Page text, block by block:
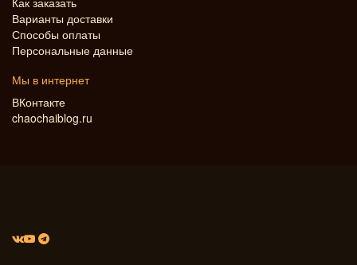
Варианты доставки
Способы оплаты
Персональные данные
Мы в интернет
ВКонтакте
chaochaiblog.ru